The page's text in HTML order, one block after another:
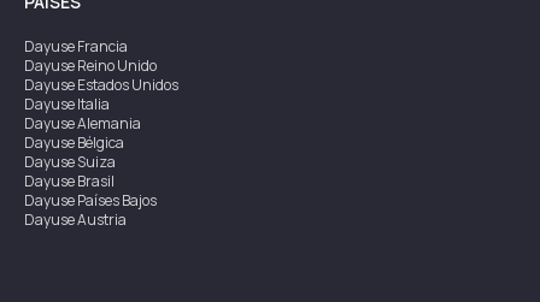
DayuseFrancia
DayuseReino Unido
DayuseEstados Unidos
DayuseItalia
DayuseAlemania
DayuseBélgica
DayuseSuiza
DayuseBrasil
DayusePaíses Bajos
DayuseAustria